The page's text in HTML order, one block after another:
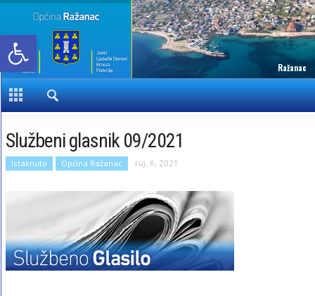
Open toolbar
Ražanac
Službeni glasnik 09/2021
Istaknuto Općina Ražanac ruj. 6, 2021